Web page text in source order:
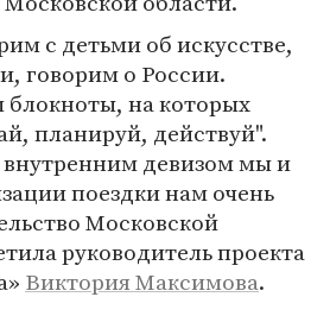
с детьми об искусстве,
говорим о России.
на которых
планируй, действуй".
девизом мы и
поездки нам очень
Московской
руководитель проекта
Виктория Максимова.